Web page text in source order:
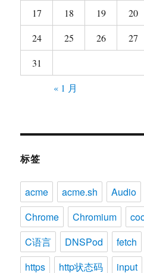
17
18 19 20
24
25 26 27
31
« 1 月
标签
acme acme.sh Audio
Chrome
Chromium
C语言
DNSPod fetch
https
http状态码 input